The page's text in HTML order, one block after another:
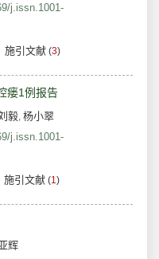
j.issn.1001-
施引文献 (3)
瘘1例报告
毅, 杨小翠
j.issn.1001-
施引文献 (1)
辉